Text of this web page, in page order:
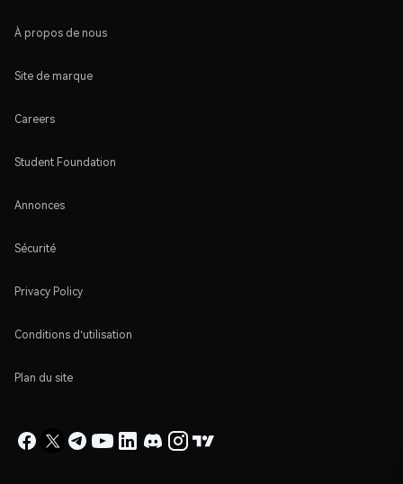
À propos de nous
Site de marque
Careers
Student Foundation
Annonces
Sécurité
Privacy Policy
Conditions d'utilisation
Plan du site